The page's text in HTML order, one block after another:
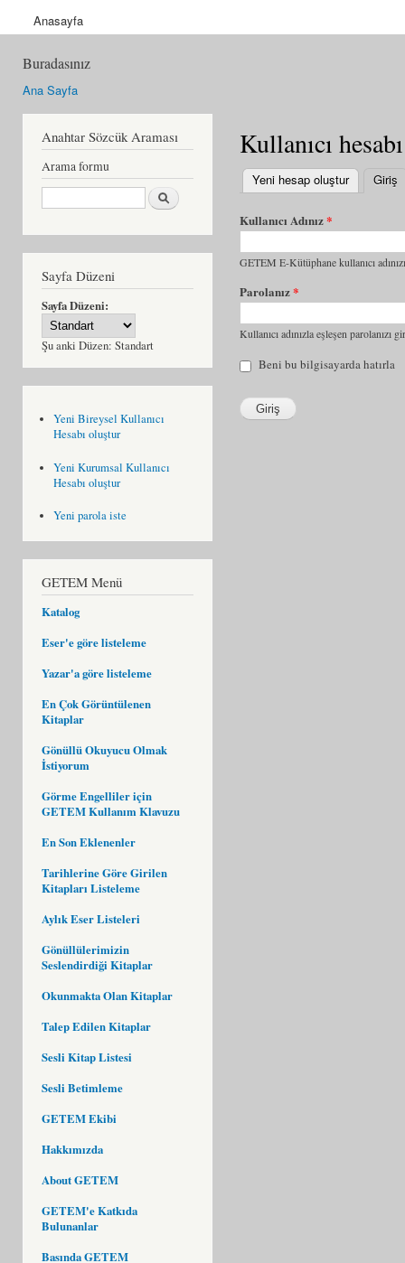
Anasayfa
Buradasınız
Ana Sayfa
Anahtar Sözcük Araması
Arama formu
Ara
Sayfa Düzeni
Sayfa Düzeni:
Şu anki Düzen: Standart
Yeni Bireysel Kullanıcı
Hesabı oluştur
Yeni Kurumsal Kullanıcı
Hesabı oluştur
Yeni parola iste
GETEM Menü
Katalog
Eser'e göre listeleme
Yazar'a göre listeleme
En Çok Görüntülenen
Kitaplar
Gönüllü Okuyucu Olmak
İstiyorum
Görme Engelliler için
GETEM Kullanım Klavuzu
En Son Eklenenler
Tarihlerine Göre Girilen
Kitapları Listeleme
Aylık Eser Listeleri
Gönüllülerimizin
Seslendirdiği Kitaplar
Okunmakta Olan Kitaplar
Talep Edilen Kitaplar
Sesli Kitap Listesi
Sesli Betimleme
GETEM Ekibi
Hakkımızda
About GETEM
GETEM'e Katkıda
Bulunanlar
Basında GETEM
Kullanıcı hesabı
Yeni hesap oluştur Giriş
Kullanıcı Adınız*
GETEM E-Kütüphane kullanıcı
Parolanız*
Kullanıcı adınızla eşleşen parolanızı
Beni bu bilgisayarda hatırla